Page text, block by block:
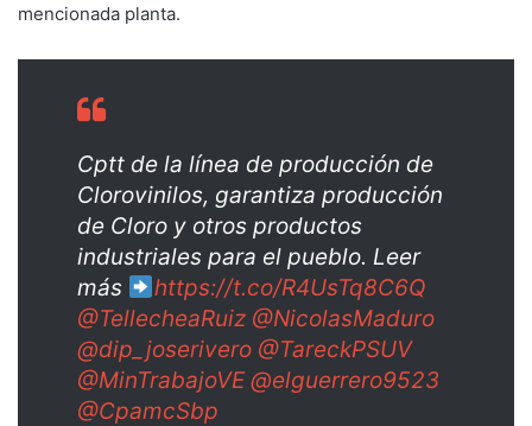
mencionada planta.
Cptt de la línea de producción de
Clorovinilos, garantiza producción
de Cloro y otros productos
industriales para el pueblo. Leer
más
https://t.co/R4UsTq8C6Q
@TellecheaRuiz @NicolasMaduro
@dip_joserivero @TareckPSUV
@MinTrabajoVE @elguerrero9523
@CpamcSbp